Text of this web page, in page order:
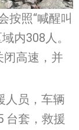
按照“喊醒叫
内308人。
闭高速，并
人员，车辆
台套，救援